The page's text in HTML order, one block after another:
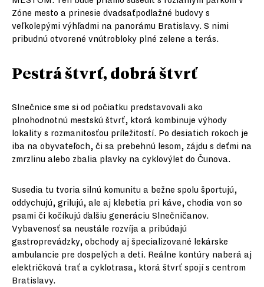
Zóne mesto a prinesie dvadsaťpodlažné budovy s
veľkolepými výhľadmi na panorámu Bratislavy. S nimi
pribudnú otvorené vnútrobloky plné zelene a terás.
Pestrá štvrť, dobrá štvrť
Slnečnice sme si od počiatku predstavovali ako
plnohodnotnú mestskú štvrť, ktorá kombinuje výhody
lokality s rozmanitosťou príležitostí. Po desiatich rokoch je
iba na obyvateľoch, či sa prebehnú lesom, zájdu s deťmi na
zmrzlinu alebo zbalia plavky na cyklovýlet do Čunova.
Susedia tu tvoria silnú komunitu a bežne spolu športujú,
oddychujú, grilujú, ale aj klebetia pri káve, chodia von so
psami či kočíkujú ďalšiu generáciu Slnečničanov.
Vybavenosť sa neustále rozvíja a pribúdajú
gastroprevádzky, obchody aj špecializované lekárske
ambulancie pre dospelých a deti. Reálne kontúry naberá aj
električková trať a cyklotrasa, ktorá štvrť spojí s centrom
Bratislavy.